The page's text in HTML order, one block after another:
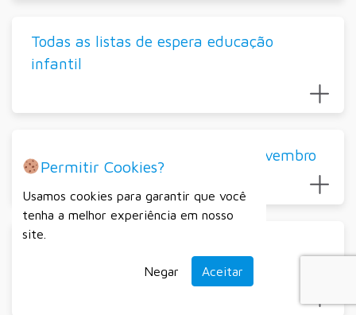
Todas as listas de espera educação
infantil
2024 – Contratações Diretas – Novembro
Permitir Cookies?
Usamos cookies para garantir que você
tenha a melhor experiência em nosso
site.
Negar Aceitar